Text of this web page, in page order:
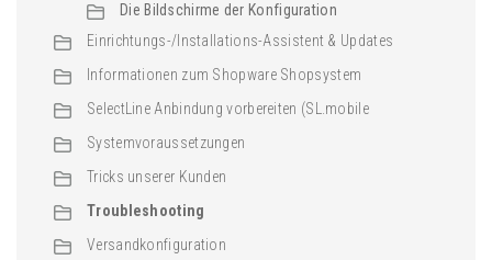
Die Bildschirme der Konfiguration
Einrichtungs-/Installations-Assistent & Updates
Informationen zum Shopware Shopsystem
SelectLine Anbindung vorbereiten (SL.mobile
Systemvoraussetzungen
Tricks unserer Kunden
Troubleshooting
Versandkonfiguration